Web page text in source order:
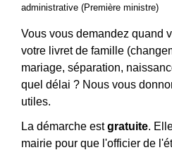
administrative (Première ministre)
Vous vous demandez quand
votre livret de famille
mariage, séparation,
quel délai ? Nous vous
utiles.
La démarche estgratuite.
mairie pour que l'officier de